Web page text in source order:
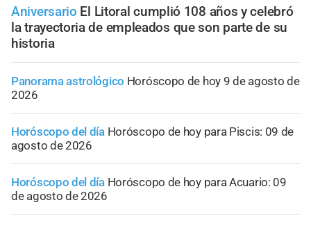
Aniversario El Litoral cumplió 108 años y celebró
la trayectoria de empleados que son parte de su
historia
Panorama astrológico Horóscopo de hoy 9 de agosto de
2026
Horóscopo del día Horóscopo de hoy para Piscis: 09 de
agosto de 2026
Horóscopo del día Horóscopo de hoy para Acuario: 09
de agosto de 2026